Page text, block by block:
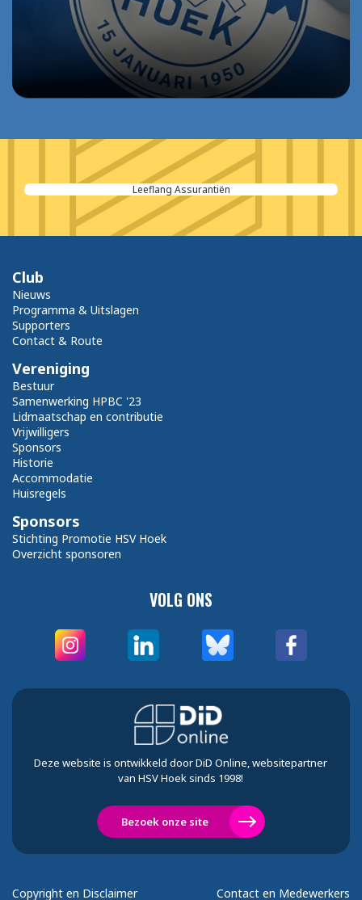
Smit Promotions
VOLG ONS
Club
Nieuws
Programma & Uitslagen
Supporters
Contact & Route
Vereniging
Bestuur
Samenwerking HPBC '23
Lidmaatschap en contributie
Vrijwilligers
Sponsors
Historie
Accommodatie
Huisregels
Sponsors
Stichting Promotie HSV Hoek
Overzicht sponsoren
Deze website is ontwikkeld door DiD Online, websitepartner
van HSV Hoek sinds 1998!
Bezoek onze site
Copyright en Disclaimer Contact en Medewerkers